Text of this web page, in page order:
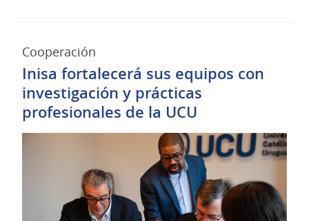
Cooperación
Inisa fortalecerá sus equipos con
investigación y prácticas
profesionales de la UCU